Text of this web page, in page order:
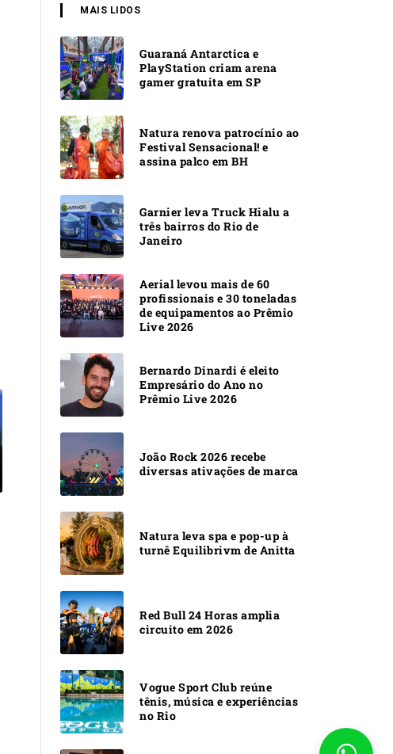
MAIS LIDOS
Guaraná Antarctica e
PlayStation criam arena
gamer gratuita em SP
Natura renova patrocínio ao
Festival Sensacional! e
assina palco em BH
Garnier leva Truck Hialu a
três bairros do Rio de
Janeiro
Aerial levou mais de 60
profissionais e 30 toneladas
de equipamentos ao Prêmio
Live 2026
Bernardo Dinardi é eleito
Empresário do Ano no
Prêmio Live 2026
João Rock 2026 recebe
diversas ativações de marca
Natura leva spa e pop-up à
turnê Equilibrivm de Anitta
Red Bull 24 Horas amplia
circuito em 2026
Vogue Sport Club reúne
tênis, música e experiências
no Rio